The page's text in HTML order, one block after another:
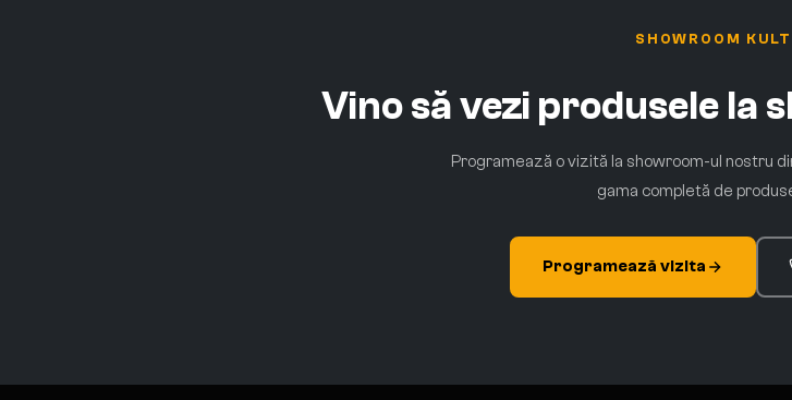
SHOWROOM
Vino să vezi produsele la
Programează o vizită la showroom-ul nostru
gama completă de
Programează vizita